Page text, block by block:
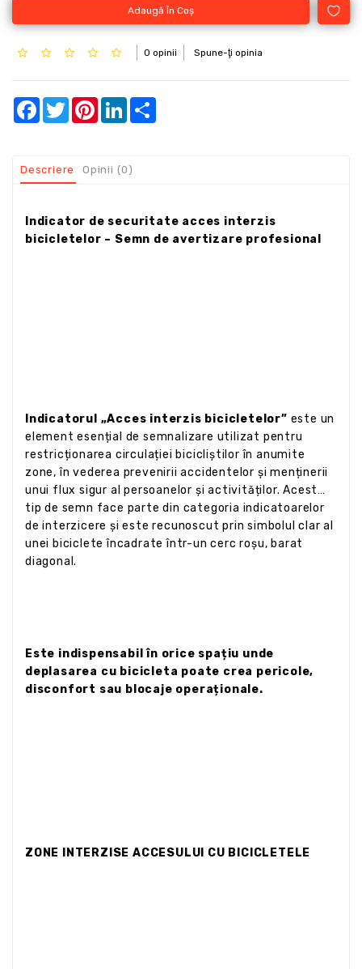
Adaugă În Coş
0 opinii Spune-ţi opinia
Facebook
TwitterPinterestLinkedIn
Descriere Opinii (0)
Indicator de securitate acces interzis
bicicletelor – Semn de avertizare profesional
Indicatorul „Acces interzis bicicletelor” este un
element esențial de semnalizare utilizat pentru
restricționarea circulației bicicliștilor în anumite
zone, în vederea prevenirii accidentelor și menținerii
unui flux sigur al persoanelor și activităților. Acest
tip de semn face parte din categoria indicatoarelor
de interzicere și este recunoscut prin simbolul clar al
unei biciclete încadrate într-un cerc roșu, barat
diagonal.
Este indispensabil în orice spațiu unde
deplasarea cu bicicleta poate crea pericole,
disconfort sau blocaje operaționale.
ZONE INTERZISE ACCESULUI CU BICICLETELE